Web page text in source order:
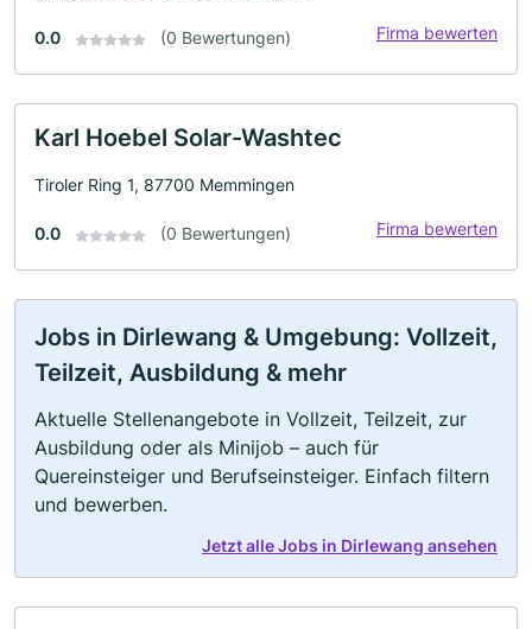
0.0 (0 Bewertungen) Firma bewerten
Karl Hoebel Solar-Washtec
Tiroler Ring 1, 87700 Memmingen
0.0 (0 Bewertungen) Firma bewerten
Jobs in Dirlewang & Umgebung: Vollzeit,
Teilzeit, Ausbildung & mehr
Aktuelle Stellenangebote in Vollzeit, Teilzeit, zur
Ausbildung oder als Minijob – auch für
Quereinsteiger und Berufseinsteiger. Einfach filtern
und bewerben.
Jetzt alle Jobs in Dirlewang ansehen